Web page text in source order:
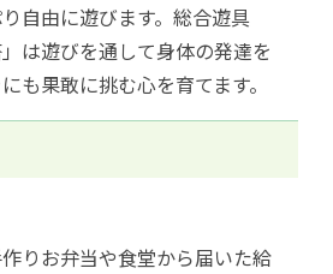
自由に遊びます。総合遊具
」は遊びを通して身体の発達を
も果敢に挑む心を育てます。
りお弁当や食堂から届いた給